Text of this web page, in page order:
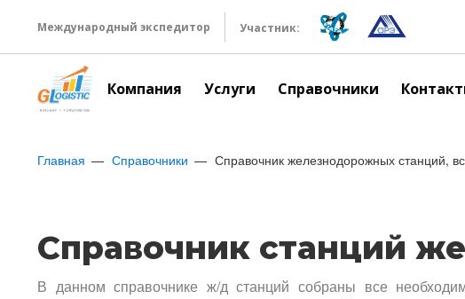
Международный экспедитор Участник:
Компания Услуги Справочники
Главная Справочники Справочник железнодорожных станций,
Справочник станций
В данном справочнике ж/д станций собраны все